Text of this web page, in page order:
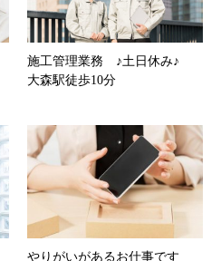
施工管理業務 ♪土日休み♪
大森駅徒歩10分
やりがいがあるお仕事です